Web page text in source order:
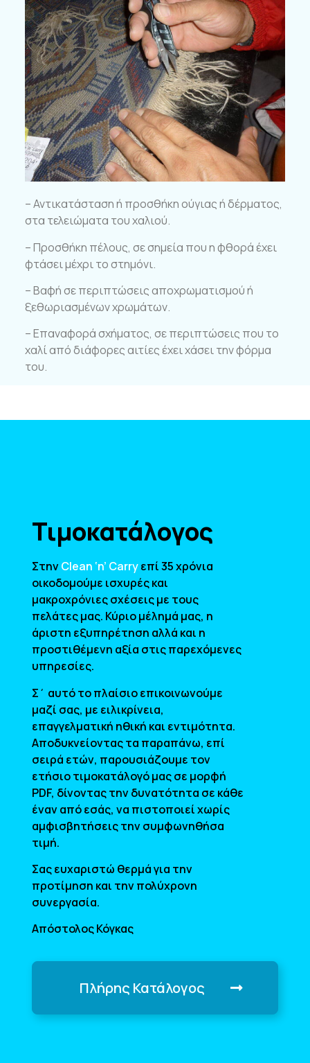
– Αντικατάσταση ή προσθήκη ούγιας ή δέρματος,
στα τελειώματα του χαλιού.
– Προσθήκη πέλους, σε σημεία που η φθορά έχει
φτάσει μέχρι το στημόνι.
– Βαφή σε περιπτώσεις αποχρωματισμού ή
ξεθωριασμένων χρωμάτων.
– Επαναφορά σχήματος, σε περιπτώσεις που το
χαλί από διάφορες αιτίες έχει χάσει την φόρμα
του.
Τιμοκατάλογος
ΣτηνClean ‘n’ Carryεπί 35 χρόνια
οικοδομούμε ισχυρές και
μακροχρόνιες σχέσεις με τους
πελάτες μας. Κύριο μέλημά μας, η
άριστη εξυπηρέτηση αλλά και η
προστιθέμενη αξία στις παρεχόμενες
υπηρεσίες.
Σ΄ αυτό το πλαίσιο επικοινωνούμε
μαζί σας, με ειλικρίνεια,
επαγγελματική ηθική και εντιμότητα.
Αποδυκνείοντας τα παραπάνω, επί
σειρά ετών, παρουσιάζουμε τον
ετήσιο τιμοκατάλογό μας σε μορφή
PDF, δίνοντας την δυνατότητα σε κάθε
έναν από εσάς, να πιστοποιεί χωρίς
αμφισβητήσεις την συμφωνηθήσα
τιμή.
Σας ευχαριστώ θερμά για την
προτίμηση και την πολύχρονη
συνεργασία.
Απόστολος Κόγκας
Πλήρης Κατάλογος